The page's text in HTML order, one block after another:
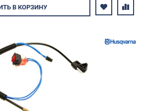
Авторизуйтесь
В КОРЗИНУ